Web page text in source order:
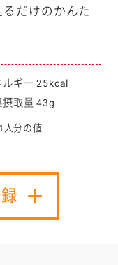
るだけのかんた
ルギー 25kcal
摂取量 43g
人分の値